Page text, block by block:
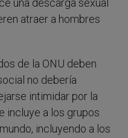
una descarga sexual
atraer a hombres
de la ONU deben
no debería
intimidar por la
incluye a los grupos
incluyendo a los